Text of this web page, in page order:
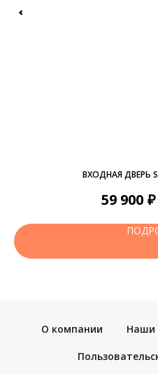
ВХОДНАЯ ДВЕРЬ
59 900 ₽
О компании Наши